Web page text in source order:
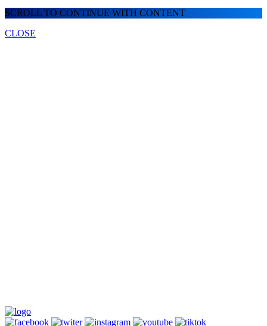
SCROLL TO CONTINUE WITH CONTENT
CLOSE